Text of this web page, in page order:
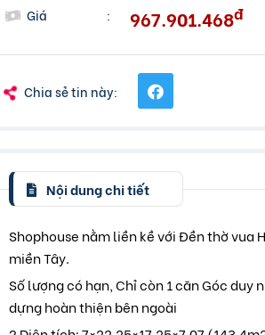
Giá
: 967.901.468đ
Chia sẻ tin này:
Nội dung chi tiết
Shophouse nằm liền kề với Đền thờ vua
miền Tây.
Số lượng có hạn, Chỉ còn 1 căn Góc duy
dựng hoàn thiện bên ngoài